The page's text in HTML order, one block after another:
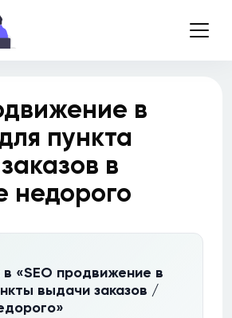
в
пункта
в
недорого
«SEO продвижение в
выдачи заказов /